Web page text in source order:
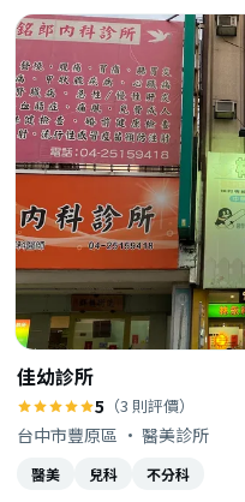
佳幼診所
5 （3 則評價）
台中市豐原區 · 醫美診所
醫美 兒科 不分科